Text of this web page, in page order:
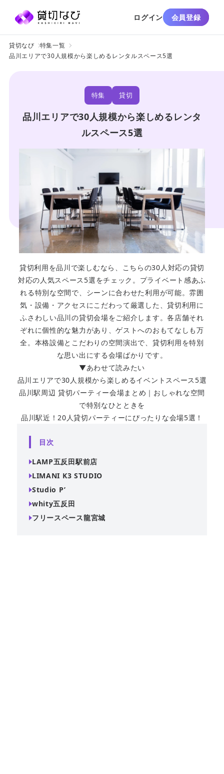
ログイン 会員登録
貸切なび
特集一覧
品川エリアで30人規模から楽しめるレンタルスペース5選
特集 貸切
品川エリアで30人規模から楽しめるレンタ
ルスペース5選
貸切利用を品川で楽しむなら、こちらの30人対応の貸切
対応の人気スペース5選をチェック。プライベート感あふ
れる特別な空間で、シーンに合わせた利用が可能。雰囲
気・設備・アクセスにこだわって厳選した、貸切利用に
ふさわしい品川の貸切会場をご紹介します。各店舗それ
ぞれに個性的な魅力があり、ゲストへのおもてなしも万
全。本格設備とこだわりの空間演出で、貸切利用を特別
な思い出にする会場ばかりです。
▼あわせて読みたい
品川エリアで30人規模から楽しめるイベントスペース5選
品川駅周辺 貸切パーティー会場まとめ｜おしゃれな空間
で特別なひとときを
品川駅近！20人貸切パーティーにぴったりな会場5選！
目次
LAMP五反田駅前店
LIMANI K3 STUDIO
Studio P’
whity五反田
フリースペース龍宮城